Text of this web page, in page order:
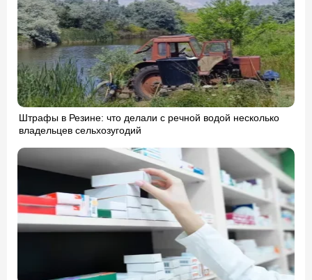
Штрафы в Резине: что делали с речной водой несколько
владельцев сельхозугодий